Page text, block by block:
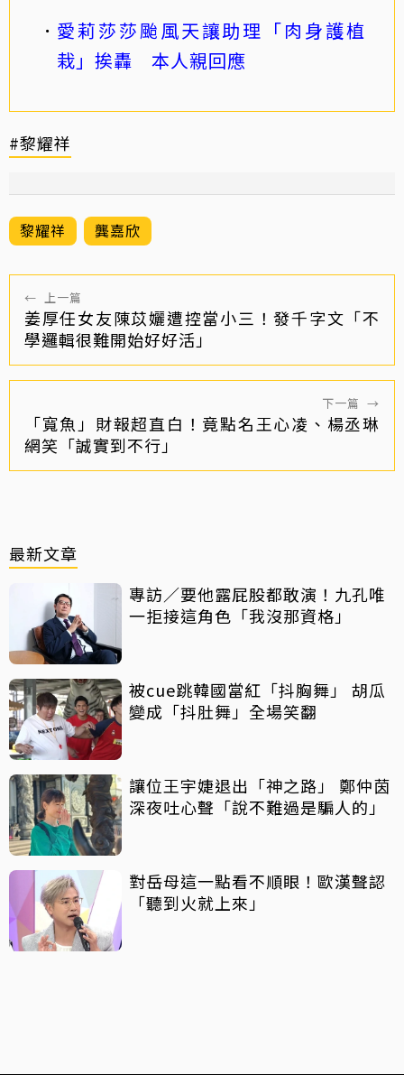
愛莉莎莎颱風天讓助理「肉身護植
栽」挨轟 本人親回應
#黎耀祥
黎耀祥 龔嘉欣
← 上一篇
姜厚任女友陳苡孋遭控當小三！發千字文「不
學邏輯很難開始好好活」
下一篇 →
「寬魚」財報超直白！竟點名王心凌、楊丞琳
網笑「誠實到不行」
最新文章
專訪／要他露屁股都敢演！九孔唯
一拒接這角色「我沒那資格」
被cue跳韓國當紅「抖胸舞」 胡瓜
變成「抖肚舞」全場笑翻
讓位王宇婕退出「神之路」 鄭仲茵
深夜吐心聲「說不難過是騙人的」
對岳母這一點看不順眼！歐漢聲認
「聽到火就上來」